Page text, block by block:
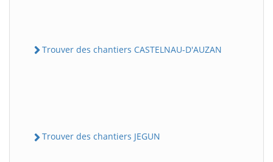
Trouver des chantiers CASTELNAU-D'AUZAN
Trouver des chantiers JEGUN